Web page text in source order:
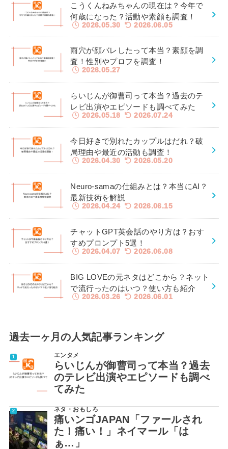
こうくんねみちゃんの現在は？今年で
何歳になった？活動や素顔も調査！
2026.05.30 2026.06.05
雨穴が顔バレしたって本当？素顔を調
査！性別やプロフを調査！
2026.05.27
らいじんが御曹司って本当？過去のテ
レビ出演やエピソードも調べてみた
2026.05.18 2026.07.24
今日好きで別れたカップルはだれ？破
局理由や最近の活動も調査！
2026.04.30 2026.05.20
Neuro-samaの仕組みとは？本当にAI？
最新技術を解説
2026.04.24 2026.06.15
チャットGPT英会話のやり方は？おす
すめプロンプト5選！
2026.04.07 2026.06.08
BIG LOVEの元ネタはどこから？ネット
で流行ったのはいつ？使い方も紹介
2026.03.26 2026.06.01
過去一ヶ月の人気記事ランキング
エンタメ
らいじんが御曹司って本当？過去
のテレビ出演やエピソードも調べ
てみた
ネタ・おもしろ
痛いンゴJAPAN「ファールされ
た！痛い！」ネイマール「は
ぁ…」